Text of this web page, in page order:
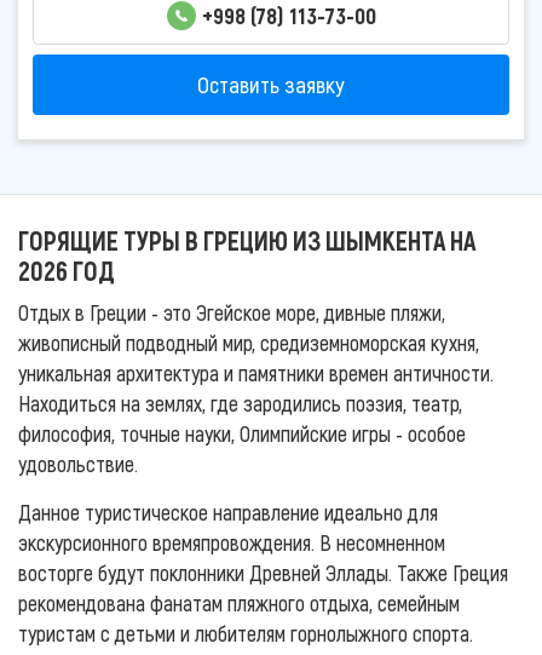
+998 (78) 113-73-00
Оставить заявку
ГОРЯЩИЕ ТУРЫ В ГРЕЦИЮ ИЗ ШЫМКЕНТА НА
2026 ГОД
Отдых в Греции - это Эгейское море, дивные пляжи,
живописный подводный мир, средиземноморская кухня,
уникальная архитектура и памятники времен античности.
Находиться на землях, где зародились поэзия, театр,
философия, точные науки, Олимпийские игры - особое
удовольствие.
Данное туристическое направление идеально для
экскурсионного времяпровождения. В несомненном
восторге будут поклонники Древней Эллады. Также Греция
рекомендована фанатам пляжного отдыха, семейным
туристам с детьми и любителям горнолыжного спорта.